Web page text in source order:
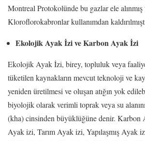
Montreal Protokolünde bu gazlar ele alınmış
Kloroflorokabronlar kullanımdan
Ekolojik Ayak İzi ve Karbon Ayak İzi
Ekolojik Ayak İzi, birey, topluluk veya
tüketilen kaynakların mevcut teknoloji ve
yeniden üretilmesi ve oluşan atığın yok
biyolojik olarak verimli toprak veya su
(kha) cinsinden büyüklüğüne denir. Karbon
Ayak izi, Tarım Ayak izi, Yapılaşmış Ayak